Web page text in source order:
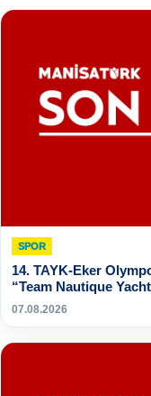
SPOR
14. TAYK-Eker
“Team Nautique
07.08.2026